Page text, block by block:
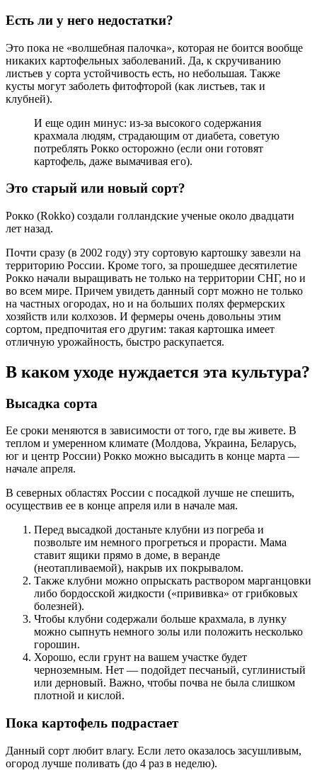
Есть ли у него недостатки?
Это пока не «волшебная палочка», которая не боится вообще
никаких картофельных заболеваний. Да, к скручиванию
листьев у сорта устойчивость есть, но небольшая. Также
кусты могут заболеть фитофторой (как листьев, так и
клубней).
И еще один минус: из-за высокого содержания
крахмала людям, страдающим от диабета, советую
потреблять Рокко осторожно (если они готовят
картофель, даже вымачивая его).
Это старый или новый сорт?
Рокко (Rokko) создали голландские ученые около двадцати
лет назад.
Почти сразу (в 2002 году) эту сортовую картошку завезли на
территорию России. Кроме того, за прошедшее десятилетие
Рокко начали выращивать не только на территории СНГ, но и
во всем мире. Причем увидеть данный сорт можно не только
на частных огородах, но и на больших полях фермерских
хозяйств или колхозов. И фермеры очень довольны этим
сортом, предпочитая его другим: такая картошка имеет
отличную урожайность, быстро раскупается.
В каком уходе нуждается эта культура?
Высадка сорта
Ее сроки меняются в зависимости от того, где вы живете. В
теплом и умеренном климате (Молдова, Украина, Беларусь,
юг и центр России) Рокко можно высадить в конце марта —
начале апреля.
В северных областях России с посадкой лучше не спешить,
осуществив ее в конце апреля или в начале мая.
Перед высадкой достаньте клубни из погреба и
позвольте им немного прогреться и прорасти. Мама
ставит ящики прямо в доме, в веранде
(неотапливаемой), накрыв их покрывалом.
Также клубни можно опрыскать раствором марганцовки
либо бордосской жидкости («прививка» от грибковых
болезней).
Чтобы клубни содержали больше крахмала, в лунку
можно сыпнуть немного золы или положить несколько
горошин.
Хорошо, если грунт на вашем участке будет
черноземным. Нет — подойдет песчаный, суглинистый
или дерновый. Важно, чтобы почва не была слишком
плотной и кислой.
Пока картофель подрастает
Данный сорт любит влагу. Если лето оказалось засушливым,
огород лучше поливать (до 4 раз в неделю).